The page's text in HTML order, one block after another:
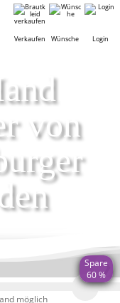
Login
Wünsche
Verkaufen
von
Spare
60 %❯
möglich